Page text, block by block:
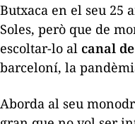
Butxaca en el seu 25
Soles, però que de
escoltar-lo al canal
barceloní, la
Aborda al seu